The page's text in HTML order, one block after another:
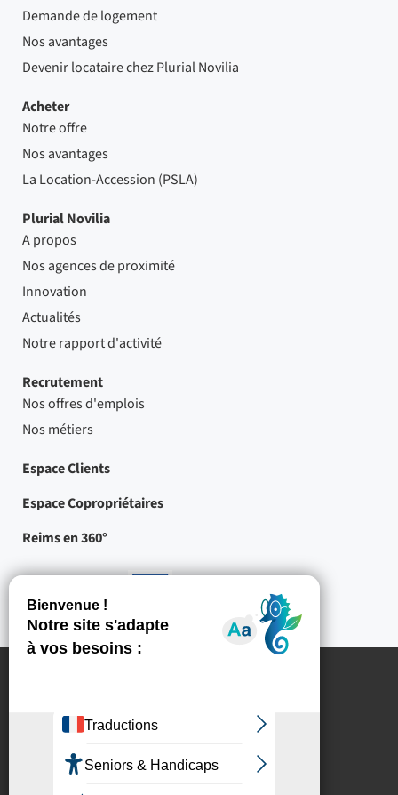
Demande de logement
Nos avantages
Devenir locataire chez Plurial Novilia
Acheter
Notre offre
Nos avantages
La Location-Accession (PSLA)
Plurial Novilia
A propos
Nos agences de proximité
Innovation
Actualités
Notre rapport d'activité
Recrutement
Nos offres d'emplois
Nos métiers
Espace Clients
Espace Copropriétaires
Reims en 360°
cofinancés
par
Crédits
Protection des données à caractère personnel
Politique de gestion des cookies